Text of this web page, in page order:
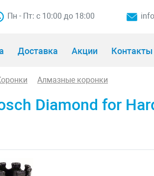
Пн - Пт: с 10:00 до 18:00
Доставка Акции Контакты
Алмазные коронки
Diamond for